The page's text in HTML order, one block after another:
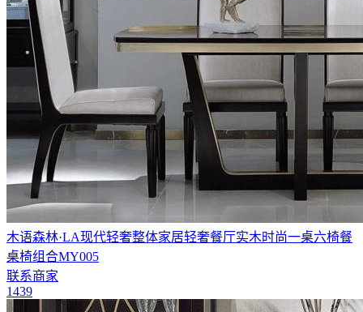
木语森林·LA现代轻奢整体家居轻奢餐厅实木时尚一桌六椅餐
桌椅组合MY005
联系商家
1439